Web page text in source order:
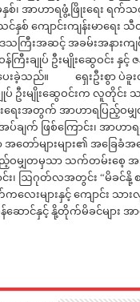
စ်၊ အာဟာရဖွံ့ဖြိုးရေး ရက်သ
င်နှစ် ကျောင်းကျန်းမာရေး
ကြီးအဆင့် အခမ်းအနားကျ
ကြီးချုပ် ဦးမျိုးဆွေဝင်း နှင့်
ေးခဲ့သည်။ ရှေးဦးစွာ ပဲခူး
ပ် ဦးမျိုးဆွေဝင်းက လူတိုင်း သ
းရေးအတွက် အာဟာရပြည့်ဝ
ျက် ဖြစ်ကြောင်း၊ အာဟာ
အတော်များများ၏ အခြေခံအက
ည့်ဝမျှတမှသာ သက်တမ်းစေ့
ာင်း၊ ဩဂုတ်လအတွင်း “မိခင်
က်ကလေးများနှင့် ကျောင်း သာ
ဆောင်နှင့် နို့တိုက်မိခင်များ အ